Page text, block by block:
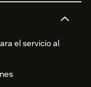
el servicio al